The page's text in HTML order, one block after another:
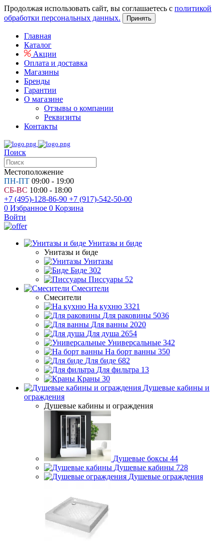
Продолжая использовать сайт, вы соглашаетесь с политикой
обработки персональных данных.
Принять
Главная
Каталог
Акции
Оплата и доставка
Магазины
Бренды
Гарантии
О магазине
Отзывы о компании
Реквизиты
Контакты
Поиск
Местоположение
ПН-ПТ 09:00 - 19:00
СБ-ВС 10:00 - 18:00
+7 (495)-128-86-90 +7 (917)-542-50-00
0 Избранное 0 Корзина
Войти
Унитазы и биде
Унитазы и биде
Унитазы
Биде 302
Писсуары 52
Смесители
Смесители
На кухню 3321
Для раковины 5036
Для ванны 2020
Для душа 2654
Универсальные 342
На борт ванны 350
Для биде 682
Для фильтра 13
Краны 30
Душевые кабины и
ограждения
Душевые кабины и ограждения
Душевые боксы 44
Душевые кабины 728
Душевые ограждения